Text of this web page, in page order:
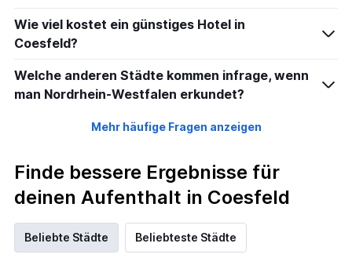
Wie viel kostet ein günstiges Hotel in
Coesfeld?
Welche anderen Städte kommen infrage, wenn
man Nordrhein-Westfalen erkundet?
Mehr häufige Fragen anzeigen
Finde bessere Ergebnisse für
deinen Aufenthalt in Coesfeld
Beliebte Städte Beliebteste Städte